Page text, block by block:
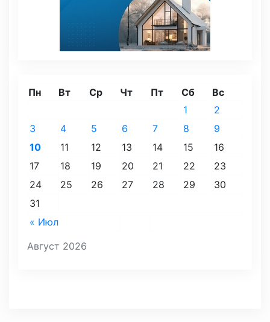
Август 2026
Пн Вт Ср Чт Пт Сб Вс
« Июл
1
2
3
4 5 6 7 8
9
10
11 12 13 14 15
16
17
18 19 20 21 22
23
24
25 26 27 28 29
30
31